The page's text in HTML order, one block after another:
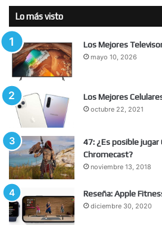
Lo más visto
Los Mejores
mayo 10, 2026
Los Mejores
octubre 22, 2021
47: ¿Es posible
Chromecast?
noviembre 13, 2018
Reseña: Apple
diciembre 30, 2020